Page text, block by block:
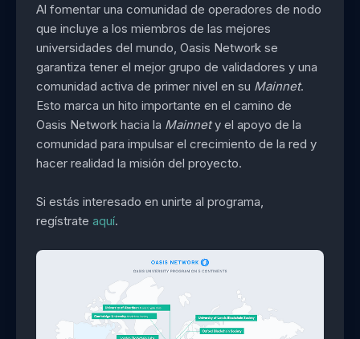
Al fomentar una comunidad de operadores de nodo
que incluye a los miembros de las mejores
universidades del mundo, Oasis Network se
garantiza tener el mejor grupo de validadores y una
comunidad activa de primer nivel en su Mainnet.
Esto marca un hito importante en el camino de
Oasis Network hacia la Mainnety el apoyo de la
comunidad para impulsar el crecimiento de la red y
hacer realidad la misión del proyecto.
Si estás interesado en unirte al programa,
regístrate aquí.